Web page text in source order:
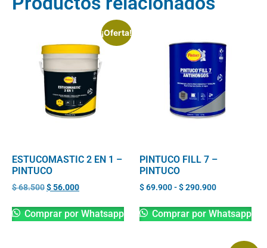
¡Oferta!
ESTUCOMASTIC 2 EN 1 –
PINTUCO
$68.500$56.000
Comprar por Whatsapp
PINTUCO FILL 7 –
PINTUCO
$69.900-$290.900
Comprar por Whatsapp